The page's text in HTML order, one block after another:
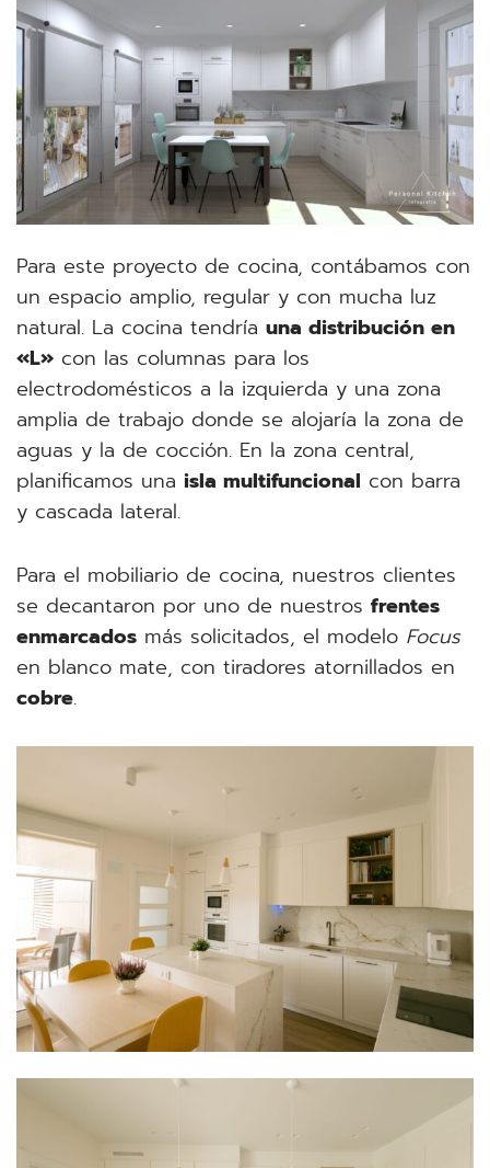
Para este proyecto de cocina, contábamos con
un espacio amplio, regular y con mucha luz
natural. La cocina tendría una distribución en
«L» con las columnas para los
electrodomésticos a la izquierda y una zona
amplia de trabajo donde se alojaría la zona de
aguas y la de cocción. En la zona central,
planificamos una isla multifuncional con barra
y cascada lateral.
Para el mobiliario de cocina, nuestros clientes
se decantaron por uno de nuestros frentes
enmarcados más solicitados, el modelo Focus
en blanco mate, con tiradores atornillados en
cobre.